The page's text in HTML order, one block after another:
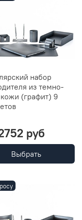
набор
из темно-
(графит) 9
руб
Выбрать